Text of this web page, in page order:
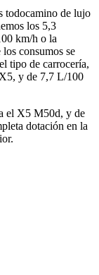
todocamino de lujo
los 5,3
km/h o la
consumos se
tipo de carrocería,
y de 7,7 L/100
el X5 M50d, y de
dotación en la